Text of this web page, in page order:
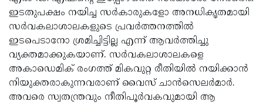
ഇടതുപക്ഷം നയിച്ച സര്‍കാരുകളോ അനധികൃതമായി
സര്‍വകലാശാലകളുടെ പ്രവര്‍ത്തനത്തില്‍
ഇടപെടാനോ ശ്രമിച്ചിട്ടില്ല എന്ന് ആവര്‍ത്തിച്ചു
വ്യക്തമാക്കുകയാണ്. സര്‍വകലാശാലകളെ
അകാഡെമിക് രംഗത്ത് മികവുറ്റ രീതിയില്‍ നയിക്കാന്‍
നിയുക്തരാകുന്നവരാണ് വൈസ് ചാന്‍സെലര്‍മാര്‍.
അവരെ സ്വതന്ത്രവും നീതിപൂര്‍വകവുമായി ആ